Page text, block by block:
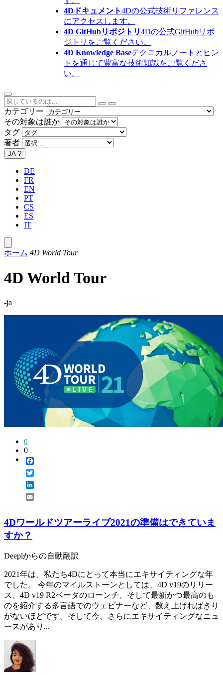
4Dドキュメント4Dの公式技術リファレンス
にアクセスします。
4D GitHubリポジトリ4Dの公式GitHubリポ
ジトリをご覧ください。
4D Knowledge Baseテクニカルノートとヒン
トを通じて豊富な技術知識をご覧くださ
い。
カテゴリー
その対象は誰か
タグ
著者
JA ?
DE
FR
EN
PT
CS
ES
IT
ホーム 4D World Tour
4D World Tour
-ja
0
0
4Dワールドツアーライブ2021の準備はできていま
すか？
Deeplからの自動翻訳
2021年は、私たち4Dにとって本当にエキサイティングな年
でした。 今年のマイルストーンとしては、4D v19のリリー
ス、4D v19 R2ベータのローンチ、そして最新かつ最高のも
のを紹介する多言語でのウェビナーなど、数え上げればきり
がないほどです。そして今、さらにエキサイティングなニュ
ースがあり...